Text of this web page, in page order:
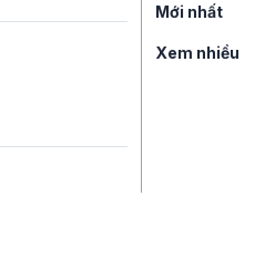
Mới nhất
Xem nhiều